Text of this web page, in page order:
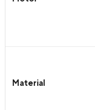
Material